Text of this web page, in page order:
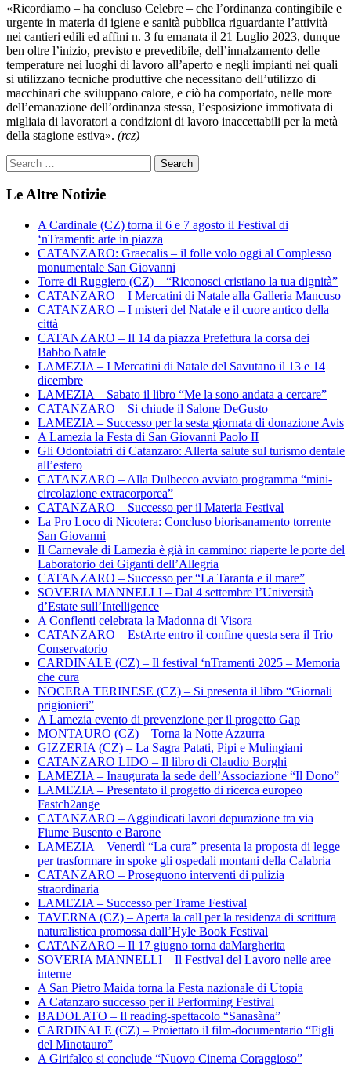
«Ricordiamo – ha concluso Celebre – che l’ordinanza contingibile e
urgente in materia di igiene e sanità pubblica riguardante l’attività
nei cantieri edili ed affini n. 3 fu emanata il 21 Luglio 2023, dunque
ben oltre l’inizio, previsto e prevedibile, dell’innalzamento delle
temperature nei luoghi di lavoro all’aperto e negli impianti nei quali
si utilizzano tecniche produttive che necessitano dell’utilizzo di
macchinari che sviluppano calore, e ciò ha comportato, nelle more
dell’emanazione dell’ordinanza stessa, l’esposizione immotivata di
migliaia di lavoratori a condizioni di lavoro inaccettabili per la metà
della stagione estiva». (rcz)
Le Altre Notizie
A Cardinale (CZ) torna il 6 e 7 agosto il Festival di
‘nTramenti: arte in piazza
CATANZARO: Graecalis – il folle volo oggi al Complesso
monumentale San Giovanni
Torre di Ruggiero (CZ) – “Riconosci cristiano la tua dignità”
CATANZARO – I Mercatini di Natale alla Galleria Mancuso
CATANZARO – I misteri del Natale e il cuore antico della
città
CATANZARO – Il 14 da piazza Prefettura la corsa dei
Babbo Natale
LAMEZIA – I Mercatini di Natale del Savutano il 13 e 14
dicembre
LAMEZIA – Sabato il libro “Me la sono andata a cercare”
CATANZARO – Si chiude il Salone DeGusto
LAMEZIA – Successo per la sesta giornata di donazione Avis
A Lamezia la Festa di San Giovanni Paolo II
Gli Odontoiatri di Catanzaro: Allerta salute sul turismo dentale
all’estero
CATANZARO – Alla Dulbecco avviato programma “mini-
circolazione extracorporea”
CATANZARO – Successo per il Materia Festival
La Pro Loco di Nicotera: Concluso biorisanamento torrente
San Giovanni
Il Carnevale di Lamezia è già in cammino: riaperte le porte del
Laboratorio dei Giganti dell’Allegria
CATANZARO – Successo per “La Taranta e il mare”
SOVERIA MANNELLI – Dal 4 settembre l’Università
d’Estate sull’Intelligence
A Conflenti celebrata la Madonna di Visora
CATANZARO – EstArte entro il confine questa sera il Trio
Conservatorio
CARDINALE (CZ) – Il festival ‘nTramenti 2025 – Memoria
che cura
NOCERA TERINESE (CZ) – Si presenta il libro “Giornali
prigionieri”
A Lamezia evento di prevenzione per il progetto Gap
MONTAURO (CZ) – Torna la Notte Azzurra
GIZZERIA (CZ) – La Sagra Patati, Pipi e Mulingiani
CATANZARO LIDO – Il libro di Claudio Borghi
LAMEZIA – Inaugurata la sede dell’Associazione “Il Dono”
LAMEZIA – Presentato il progetto di ricerca europeo
Fastch2ange
CATANZARO – Aggiudicati lavori depurazione tra via
Fiume Busento e Barone
LAMEZIA – Venerdì “La cura” presenta la proposta di legge
per trasformare in spoke gli ospedali montani della Calabria
CATANZARO – Proseguono interventi di pulizia
straordinaria
LAMEZIA – Successo per Trame Festival
TAVERNA (CZ) – Aperta la call per la residenza di scrittura
naturalistica promossa dall’Hyle Book Festival
CATANZARO – Il 17 giugno torna daMargherita
SOVERIA MANNELLI – Il Festival del Lavoro nelle aree
interne
A San Pietro Maida torna la Festa nazionale di Utopia
A Catanzaro successo per il Performing Festival
BADOLATO – Il reading-spettacolo “Sanasàna”
CARDINALE (CZ) – Proiettato il film-documentario “Figli
del Minotauro”
A Girifalco si conclude “Nuovo Cinema Coraggioso”